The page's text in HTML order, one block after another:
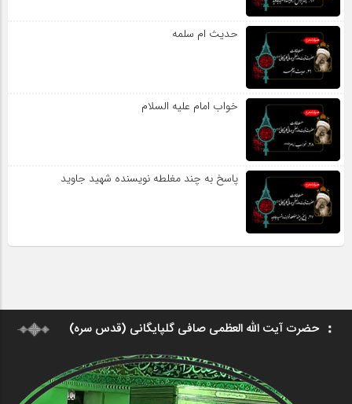
حدیث ام سلمه
خواب امام علیه السلام
پاسخ به چند مغلطه نویسنده شهید جاوید
حضرت آیت الله العظمی صافی گلپایگانی (قدس سره)